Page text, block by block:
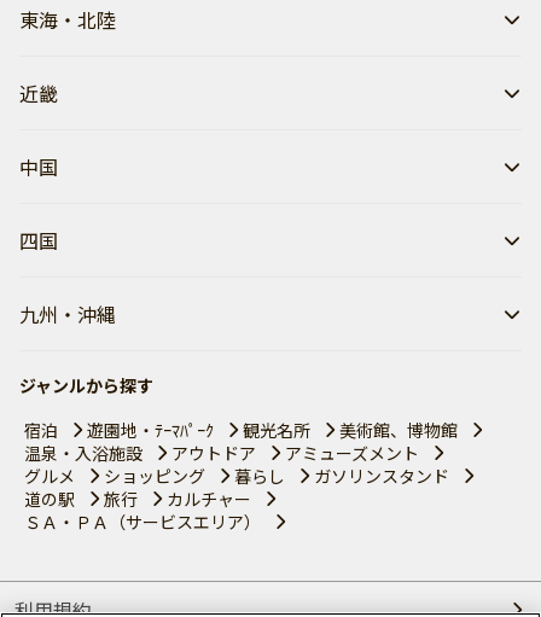
東海・北陸
近畿
中国
四国
九州・沖縄
ジャンルから探す
宿泊
遊園地・ﾃｰﾏﾊﾟｰｸ 観光名所
美術館、博物館
温泉・入浴施設
アウトドア
アミューズメント
グルメ
ショッピング 暮らし
ガソリンスタンド
道の駅
旅行
カルチャー
ＳＡ・ＰＡ（サービスエリア）
利用規約